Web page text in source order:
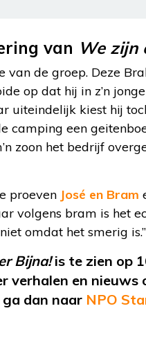
van We zijn
de groep. Deze
op dat hij in z’n
uiteindelijk kiest hij
camping een
zoon het bedrijf
proeven José en Bram
volgens bram is het
omdat het smerig is.”
Bijna!is te zien op
verhalen en nieuws
dan naar NPO